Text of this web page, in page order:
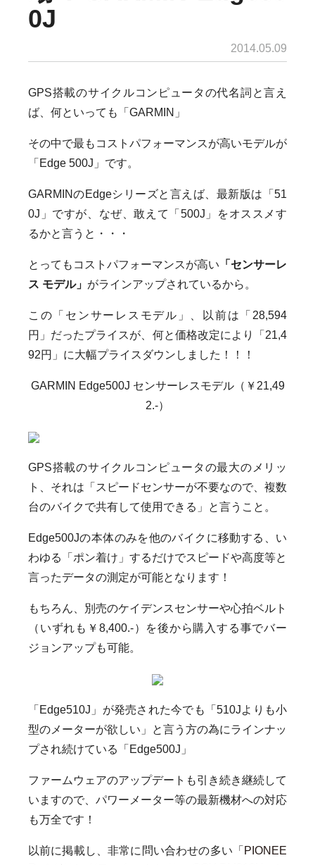
0J
2014.05.09
GPS搭載のサイクルコンピュータの代名詞と言え
ば、何といっても「GARMIN」
その中で最もコストパフォーマンスが高いモデルが
「Edge 500J」です。
GARMINのEdgeシリーズと言えば、最新版は「51
0J」ですが、なぜ、敢えて「500J」をオススメす
るかと言うと・・・
とってもコストパフォーマンスが高い 「センサーレ
ス モデル」 がラインアップされているから。
この「センサーレスモデル」、以前は「28,594
円」だったプライスが、何と価格改定により「21,4
92円」に大幅プライスダウンしました！！！
GARMIN Edge500J センサーレスモデル（￥21,49
2.-）
GPS搭載のサイクルコンピュータの最大のメリッ
ト、それは「スピードセンサーが不要なので、複数
台のバイクで共有して使用できる」と言うこと。
Edge500Jの本体のみを他のバイクに移動する、い
わゆる「ポン着け」するだけでスピードや高度等と
言ったデータの測定が可能となります！
もちろん、別売のケイデンスセンサーや心拍ベルト
（いずれも￥8,400.-）を後から購入する事でバー
ジョンアップも可能。
「Edge510J」が発売された今でも「510Jよりも小
型のメーターが欲しい」と言う方の為にラインナッ
プされ続けている「Edge500J」
ファームウェアのアップデートも引き続き継続して
いますので、パワーメーター等の最新機材への対応
も万全です！
以前に掲載し、非常に問い合わせの多い「 PIONEE